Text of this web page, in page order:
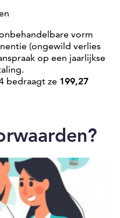
vorm
(ongewild verlies
op een jaarlijkse
bedraagt ze 199,27